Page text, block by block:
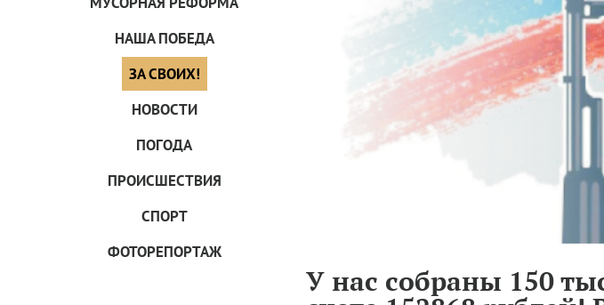
НАША ПОБЕДА
ЗА СВОИХ!
НОВОСТИ
ПОГОДА
ПРОИCШЕСТВИЯ
СПОРТ
ФОТОРЕПОРТАЖ
У нас собраны 150